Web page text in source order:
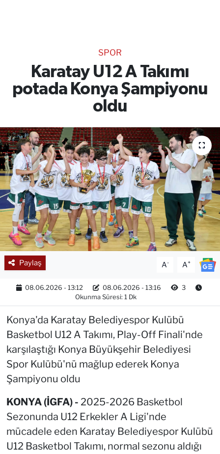
SPOR
Karatay U12 A Takımı
potada Konya Şampiyonu
oldu
Paylaş A- A+
08.06.2026 - 13:12 08.06.2026 - 13:16
3
Okunma Süresi: 1 Dk
Konya'da Karatay Belediyespor Kulübü
Basketbol U12 A Takımı, Play-Off Finali'nde
karşılaştığı Konya Büyükşehir Belediyesi
Spor Kulübü'nü mağlup ederek Konya
Şampiyonu oldu
KONYA (İGFA) - 2025-2026 Basketbol
Sezonunda U12 Erkekler A Ligi'nde
mücadele eden Karatay Belediyespor Kulübü
U12 Basketbol Takımı, normal sezonu aldığı
RESMİ İLANLAR
Gencsesfm Canlı Dinle